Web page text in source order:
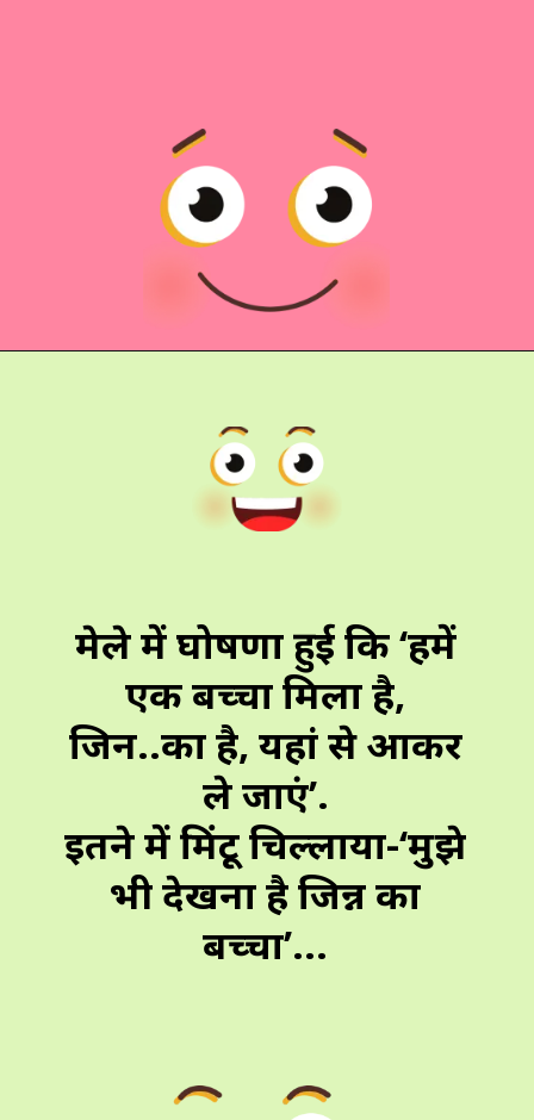
मेले में घोषणा हुई कि ‘हमें
एक बच्चा मिला है,
जिन..का है, यहां से आकर
ले जाएं’.
इतने में मिंटू चिल्लाया-‘मुझे
भी देखना है जिन्न का
बच्चा’...